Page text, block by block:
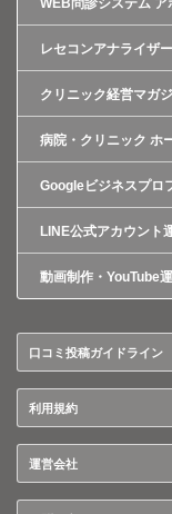
WEB問診システム ア
レセコンアナライザー
クリニック経営マガ
病院・クリニック ホ
Googleビジネスプロ
LINE公式アカウント
動画制作・YouTube
口コミ投稿ガイドライン
利用規約
運営会社